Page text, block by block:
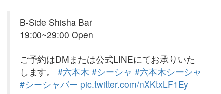
B-Side Shisha Bar
19:00~29:00 Open
ご予約はDMまたは公式LINEにてお承りいた
します。 #六本木 #シーシャ #六本木シーシャ
#シーシャバー pic.twitter.com/nXKtxLF1Ey